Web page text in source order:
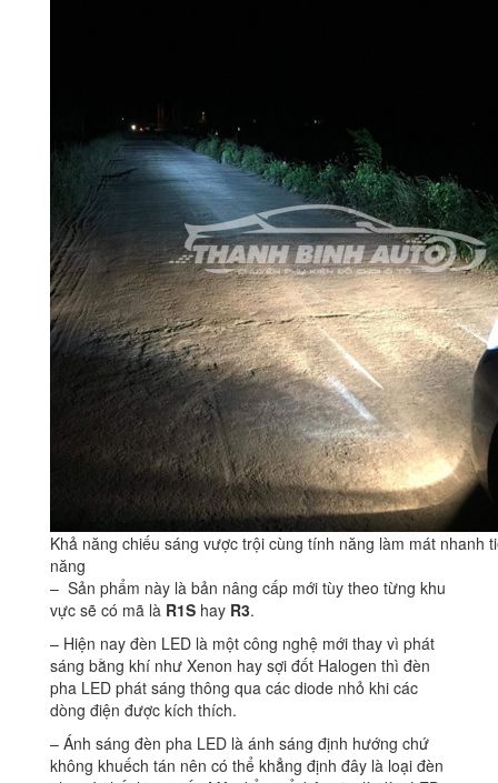
Khả năng chiếu sáng vược trội cùng tính năng làm mát nhanh
năng
– Sản phẩm này là bản nâng cấp mới tùy theo từng khu
vực sẽ có mã là R1S hay R3.
– Hiện nay đèn LED là một công nghệ mới thay vì phát
sáng bằng khí như Xenon hay sợi đốt Halogen thì đèn
pha LED phát sáng thông qua các diode nhỏ khi các
dòng điện được kích thích.
– Ánh sáng đèn pha LED là ánh sáng định hướng chứ
không khuếch tán nên có thể khẳng định đây là loại đèn